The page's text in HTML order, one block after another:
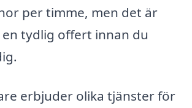
per timme, men det är
tydlig offert innan du
erbjuder olika tjänster för